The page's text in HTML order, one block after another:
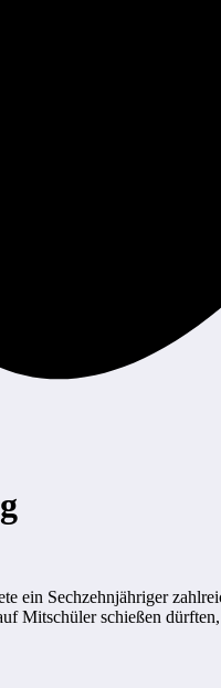
ein Sechzehnjähriger
Mitschüler schießen